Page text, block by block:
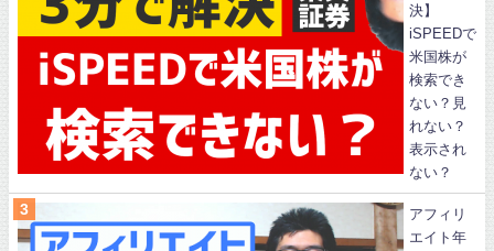
決】
iSPEEDで
米国株が
検索でき
ない？見
れない？
表示され
ない？
アフィリ
エイト年